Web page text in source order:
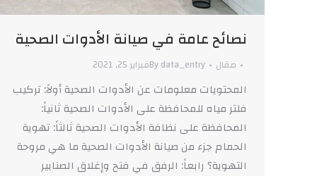
نصائح عامة في صيانة الأدوات الصحية
مقال Bydata_entry فبراير 25, 2021
المحتويات معلومات عن الأدوات الصحية أولاً: تركيب
فلتر مياه للمحافظة على الأدوات الصحية ثانياً:
المحافظة على نظافة الأدوات الصحية ثالثاً: تهوية
الحمام جزء من صيانة الأدوات الصحية ما هي مروحة
التهوية؟ رابعاً: الرفق في فتح وإغلاق الصنابير